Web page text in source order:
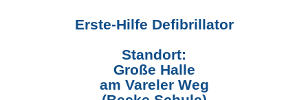
Erste-Hilfe Defibrillator
Standort:
Große Halle
am Vareler Weg